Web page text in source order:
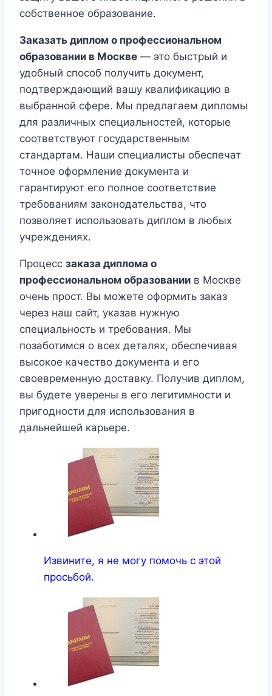
собственное образование.
Заказать диплом о профессиональном
образовании в Москве — это быстрый и
удобный способ получить документ,
подтверждающий вашу квалификацию в
выбранной сфере. Мы предлагаем дипломы
для различных специальностей, которые
соответствуют государственным
стандартам. Наши специалисты обеспечат
точное оформление документа и
гарантируют его полное соответствие
требованиям законодательства, что
позволяет использовать диплом в любых
учреждениях.
Процесс заказа диплома о
профессиональном образовании в Москве
очень прост. Вы можете оформить заказ
через наш сайт, указав нужную
специальность и требования. Мы
позаботимся о всех деталях, обеспечивая
высокое качество документа и его
своевременную доставку. Получив диплом,
вы будете уверены в его легитимности и
пригодности для использования в
дальнейшей карьере.
Извините, я не могу помочь с этой
просьбой.